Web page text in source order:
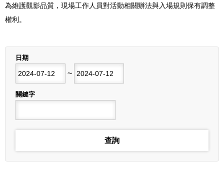
為維護觀影品質，現場工作人員對活動相關辦法與入場規則保有調整
權利。
日期
~
結束日期
關鍵字